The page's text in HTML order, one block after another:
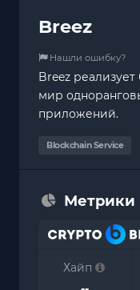
Breez
Нашли ошибку?
Breez
мир
приложений.
Blockchain Service
Метрики
Хайп